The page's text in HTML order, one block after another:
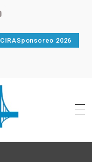
CIRASponsoreo 2026